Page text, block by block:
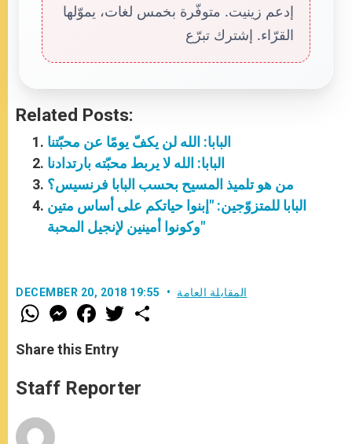
إدعم زينيت. متوفّرة بخمس لغات، يموّلها
القرّاء. إشترك تبرّع
Related Posts:
البابا: الله لن يكفّ يومًا عن محبّتنا
البابا: الله لا يربط محبّته بارتدادنا
من هو تلميذ المسيح بحسب البابا فرنسيس؟
البابا للمتزوّجين: "إبنوا حياتكم على أساس متين
وكونوا أمينين لإنجيل المحبة"
DECEMBER 20, 2018 19:55 المقابلة العامة
W
h
t
s
p
p
M
e
s
e
g
e
F
a
e
b
o
k
w
r
Share this Entry
Staff Reporter